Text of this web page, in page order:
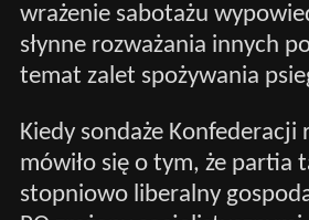
wrażenie sabotażu
słynne rozważania innych
temat zalet spożywania
Kiedy sondaże Konfederacji
mówiło się o tym, że partia
stopniowo liberalny